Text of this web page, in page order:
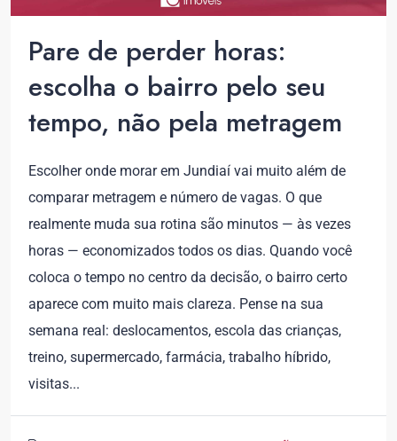
Pare de perder horas:
escolha o bairro pelo seu
tempo, não pela metragem
Escolher onde morar em Jundiaí vai muito além de
comparar metragem e número de vagas. O que
realmente muda sua rotina são minutos — às vezes
horas — economizados todos os dias. Quando você
coloca o tempo no centro da decisão, o bairro certo
aparece com muito mais clareza. Pense na sua
semana real: deslocamentos, escola das crianças,
treino, supermercado, farmácia, trabalho híbrido,
visitas...